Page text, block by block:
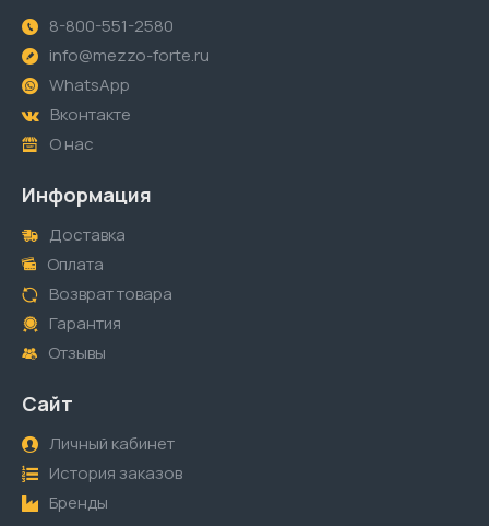
8-800-551-2580
info@mezzo-forte.ru
WhatsApp
Вконтакте
О нас
Информация
Доставка
Оплата
Возврат товара
Гарантия
Отзывы
Сайт
Личный кабинет
История заказов
Бренды